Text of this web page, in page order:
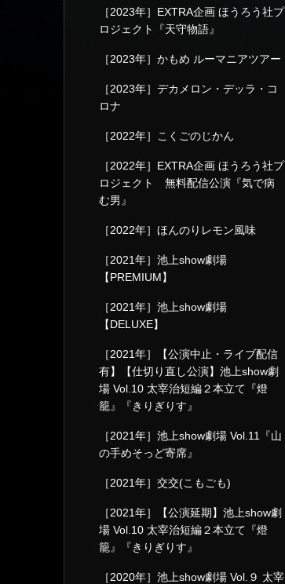
［2023年］EXTRA企画 ほうろう社プ
ロジェクト『天守物語』
［2023年］かもめ ルーマニアツアー
［2023年］デカメロン・デッラ・コ
ロナ
［2022年］こくごのじかん
［2022年］EXTRA企画 ほうろう社プ
ロジェクト 無料配信公演『気で病
む男』
［2022年］ほんのりレモン風味
［2021年］池上show劇場
【PREMIUM】
［2021年］池上show劇場
【DELUXE】
［2021年］【公演中止・ライブ配信
有】【仕切り直し公演】池上show劇
場 Vol.10 太宰治短編２本立て『燈
籠』『きりぎりす』
［2021年］池上show劇場 Vol.11『山
の手めそっど寄席』
［2021年］交交(こもごも)
［2021年］【公演延期】池上show劇
場 Vol.10 太宰治短編２本立て『燈
籠』『きりぎりす』
［2020年］池上show劇場 Vol.９ 太宰